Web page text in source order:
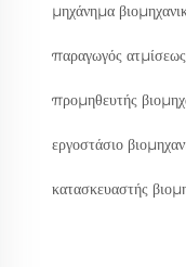
μηχάνημα
παραγωγός
προμηθευτής
εργοστάσιο
κατασκευαστής